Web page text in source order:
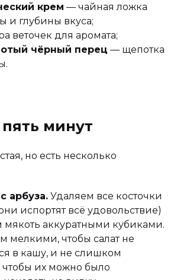
крем — чайная ложка
и глубины вкуса;
веточек для аромата;
чёрный перец — щепотка
минут
но есть несколько
арбуза. Удаляем все косточки
испортят всё удовольствие)
мякоть аккуратными кубиками.
мелкими, чтобы салат не
в кашу, и не слишком
их можно было